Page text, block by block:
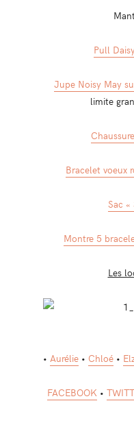
Pull
Jupe Noisy May
limite
Bracelet voeux
Sac «
Montre 5
Les
• Aurélie• Chloé•
FACEBOOK •